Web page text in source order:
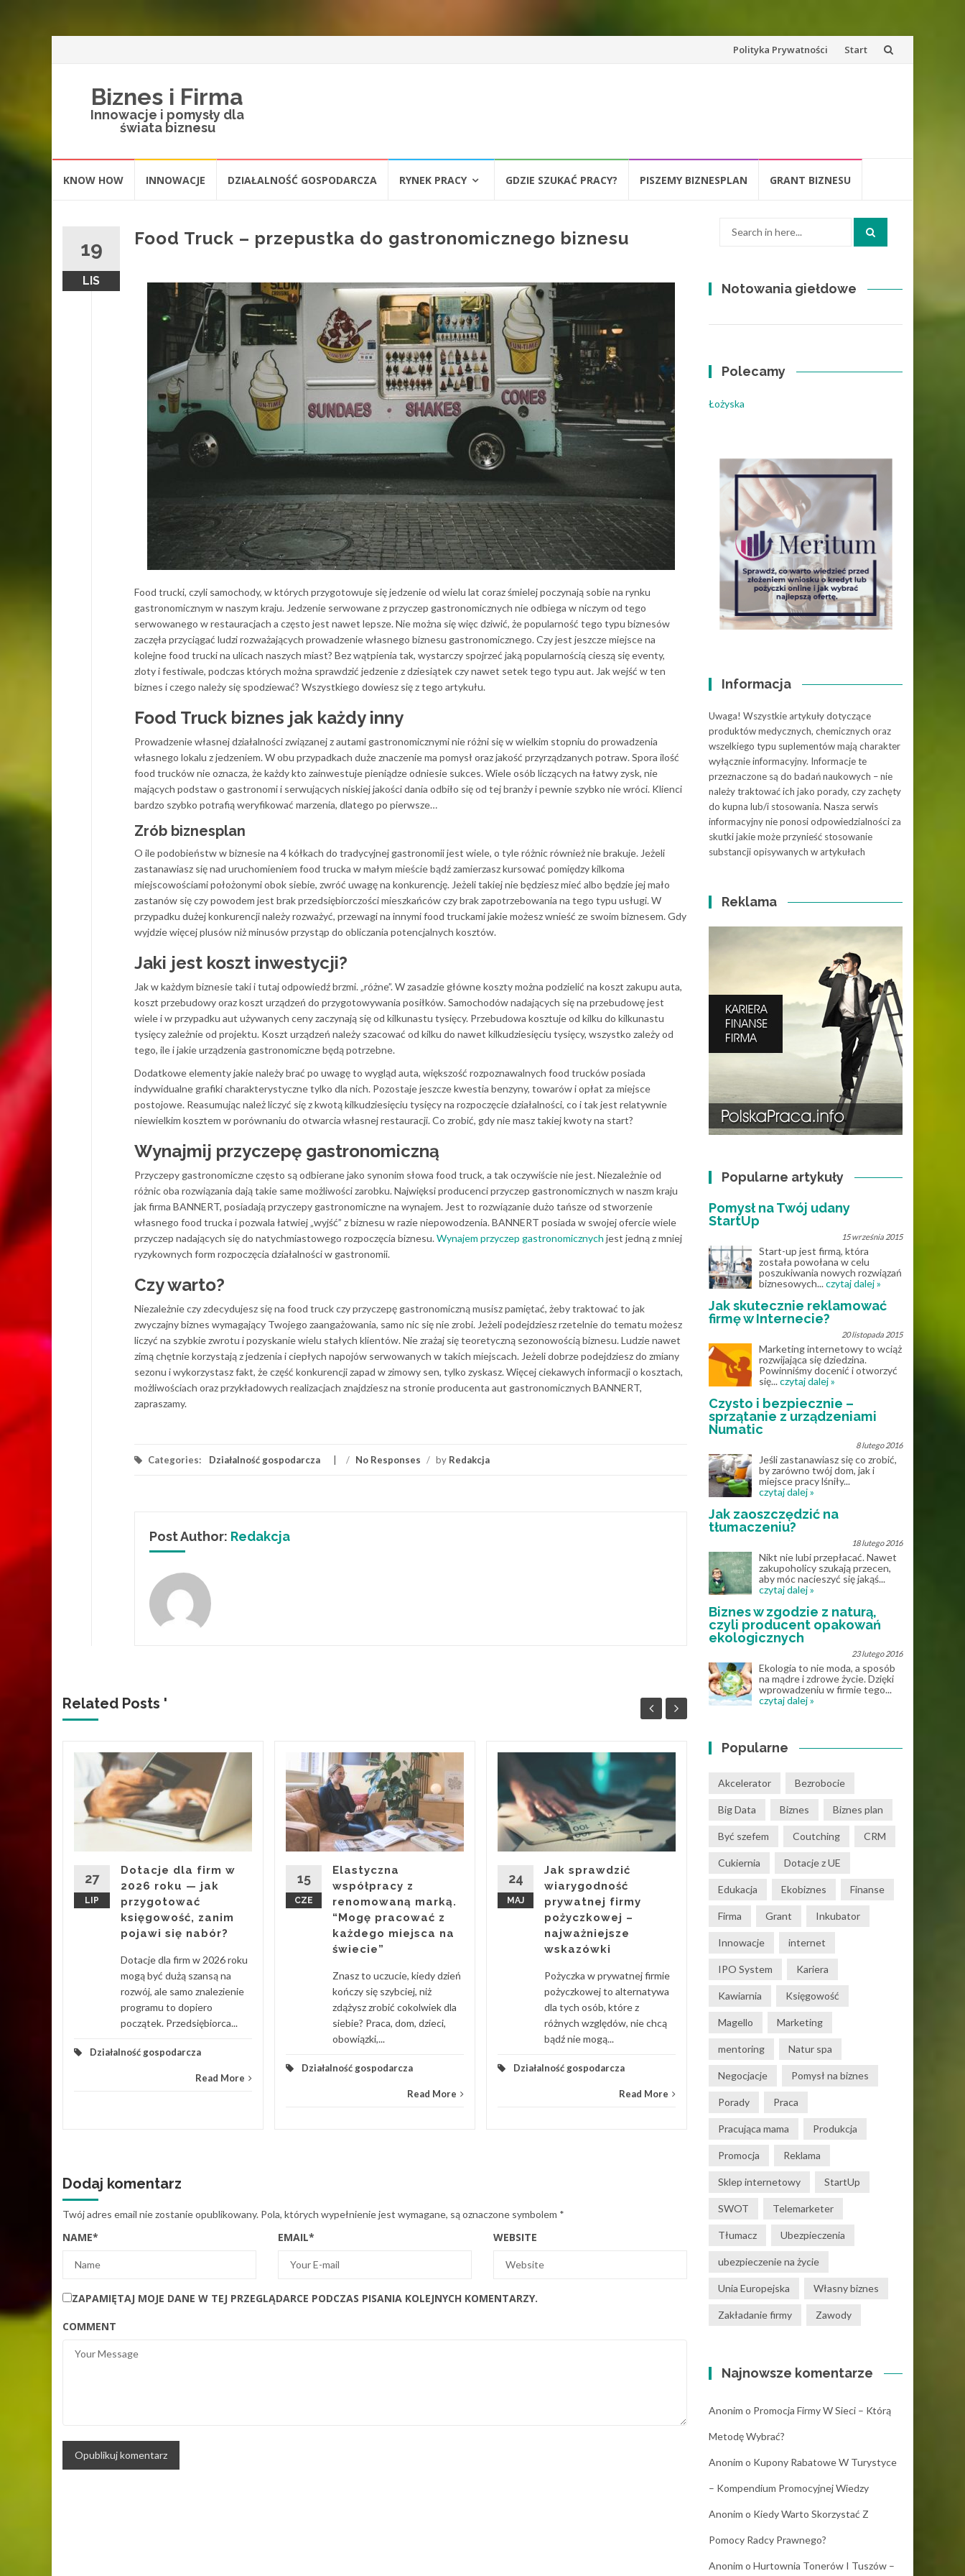
Skip
Polityka Prywatności Start
Biznes i Firma
Innowacje i pomysły dla
świata biznesu
KNOW HOW INNOWACJE DZIAŁALNOŚĆ GOSPODARCZA RYNEK PRACY GDZIE SZUKAĆ PRACY? PISZEMY BIZNESPLAN GRANT BIZNESU
19
LIS
Food Truck – przepustka do gastronomicznego biznesu
Food trucki, czyli samochody, w których przygotowuje się jedzenie od wielu lat coraz śmielej poczynają sobie na rynku
gastronomicznym w naszym kraju. Jedzenie serwowane z przyczep gastronomicznych nie odbiega w niczym od tego
serwowanego w restauracjach a często jest nawet lepsze. Nie można się więc dziwić, że popularność tego typu biznesów
zaczęła przyciągać ludzi rozważających prowadzenie własnego biznesu gastronomicznego. Czy jest jeszcze miejsce na
kolejne food trucki na ulicach naszych miast? Bez wątpienia tak, wystarczy spojrzeć jaką popularnością cieszą się eventy,
zloty i festiwale, podczas których można sprawdzić jedzenie z dziesiątek czy nawet setek tego typu aut. Jak wejść w ten
biznes i czego należy się spodziewać? Wszystkiego dowiesz się z tego artykułu.
Food Truck biznes jak każdy inny
Prowadzenie własnej działalności związanej z autami gastronomicznymi nie różni się w wielkim stopniu do prowadzenia
własnego lokalu z jedzeniem. W obu przypadkach duże znaczenie ma pomysł oraz jakość przyrządzanych potraw. Spora ilość
food trucków nie oznacza, że każdy kto zainwestuje pieniądze odniesie sukces. Wiele osób liczących na łatwy zysk, nie
mających podstaw o gastronomi i serwujących niskiej jakości dania odbiło się od tej branży i pewnie szybko nie wróci. Klienci
bardzo szybko potrafią weryfikować marzenia, dlatego po pierwsze…
Zrób biznesplan
O ile podobieństw w biznesie na 4 kółkach do tradycyjnej gastronomii jest wiele, o tyle różnic również nie brakuje. Jeżeli
zastanawiasz się nad uruchomieniem food trucka w małym mieście bądź zamierzasz kursować pomiędzy kilkoma
miejscowościami położonymi obok siebie, zwróć uwagę na konkurencję. Jeżeli takiej nie będziesz mieć albo będzie jej mało
zastanów się czy powodem jest brak przedsiębiorczości mieszkańców czy brak zapotrzebowania na tego typu usługi. W
przypadku dużej konkurencji należy rozważyć, przewagi na innymi food truckami jakie możesz wnieść ze swoim biznesem. Gdy
wyjdzie więcej plusów niż minusów przystąp do obliczania potencjalnych kosztów.
Jaki jest koszt inwestycji?
Jak w każdym biznesie taki i tutaj odpowiedź brzmi. „różne”. W zasadzie główne koszty można podzielić na koszt zakupu auta,
koszt przebudowy oraz koszt urządzeń do przygotowywania posiłków. Samochodów nadających się na przebudowę jest
wiele i w przypadku aut używanych ceny zaczynają się od kilkunastu tysięcy. Przebudowa kosztuje od kilku do kilkunastu
tysięcy zależnie od projektu. Koszt urządzeń należy szacować od kilku do nawet kilkudziesięciu tysięcy, wszystko zależy od
tego, ile i jakie urządzenia gastronomiczne będą potrzebne.
Dodatkowe elementy jakie należy brać po uwagę to wygląd auta, większość rozpoznawalnych food trucków posiada
indywidualne grafiki charakterystyczne tylko dla nich. Pozostaje jeszcze kwestia benzyny, towarów i opłat za miejsce
postojowe. Reasumując należ liczyć się z kwotą kilkudziesięciu tysięcy na rozpoczęcie działalności, co i tak jest relatywnie
niewielkim kosztem w porównaniu do otwarcia własnej restauracji. Co zrobić, gdy nie masz takiej kwoty na start?
Wynajmij przyczepę gastronomiczną
Przyczepy gastronomiczne często są odbierane jako synonim słowa food truck, a tak oczywiście nie jest. Niezależnie od
różnic oba rozwiązania dają takie same możliwości zarobku. Najwięksi producenci przyczep gastronomicznych w naszm kraju
jak firma BANNERT, posiadają przyczepy gastronomiczne na wynajem. Jest to rozwiązanie dużo tańsze od stworzenie
własnego food trucka i pozwala łatwiej „wyjść” z biznesu w razie niepowodzenia. BANNERT posiada w swojej ofercie wiele
przyczep nadających się do natychmiastowego rozpoczęcia biznesu.Wynajem przyczep gastronomicznych jest jedną z mniej
ryzykownych form rozpoczęcia działalności w gastronomii.
Czy warto?
Niezależnie czy zdecydujesz się na food truck czy przyczepę gastronomiczną musisz pamiętać, żeby traktować to jak
zwyczajny biznes wymagający Twojego zaangażowania, samo nic się nie zrobi. Jeżeli podejdziesz rzetelnie do tematu możesz
liczyć na szybkie zwrotu i pozyskanie wielu stałych klientów. Nie zrażaj się teoretyczną sezonowością biznesu. Ludzie nawet
zimą chętnie korzystają z jedzenia i ciepłych napojów serwowanych w takich miejscach. Jeżeli dobrze podejdziesz do zmiany
sezonu i wykorzystasz fakt, że część konkurencji zapad w zimowy sen, tylko zyskasz. Więcej ciekawych informacji o kosztach,
możliwościach oraz przykładowych realizacjach znajdziesz na stronie producenta aut gastronomicznych BANNERT,
zapraszamy.
Categories: Działalność gospodarcza / No Responses / by Redakcja
Post Author: Redakcja
Related Posts '
27
LIP
Dotacje dla firm w
2026 roku — jak
przygotować
księgowość, zanim
pojawi się nabór?
Dotacje dla firm w 2026 roku
mogą być dużą szansą na
rozwój, ale samo znalezienie
programu to dopiero
początek. Przedsiębiorca...
Działalność gospodarcza
Read More
15
CZE
Elastyczna
współpracy z
renomowaną marką.
“Mogę pracować z
każdego miejsca na
świecie”
Znasz to uczucie, kiedy dzień
kończy się szybciej, niż
zdążysz zrobić cokolwiek dla
siebie? Praca, dom, dzieci,
obowiązki,...
Działalność gospodarcza
Read More
24
MAJ
Jak sprawdzić
wiarygodność
prywatnej firmy
pożyczkowej –
najważniejsze
wskazówki
Pożyczka w prywatnej firmie
pożyczkowej to alternatywa
dla tych osób, które z
różnych względów, nie chcą
bądź nie mogą...
Działalność gospodarcza
Read More
30
dokumentów – jak to
często opiera się na mailach,
segregatorach i „ustnych
jest mały to...
Działalność gospodarcza
Dodaj komentarz
Twój adres email nie zostanie opublikowany. Pola, których wypełnienie jest wymagane, są oznaczone symbolem *
NAME* EMAIL* WEBSITE
ZAPAMIĘTAJ MOJE DANE W TEJ PRZEGLĄDARCE PODCZAS PISANIA KOLEJNYCH KOMENTARZY.
COMMENT
Notowania giełdowe
Polecamy
Łożyska
Informacja
Uwaga! Wszystkie artykuły dotyczące
produktów medycznych, chemicznych oraz
wszelkiego typu suplementów mają charakter
wyłącznie informacyjny. Informacje te
przeznaczone są do badań naukowych – nie
należy traktować ich jako porady, czy zachęty
do kupna lub/i stosowania. Nasza serwis
informacyjny nie ponosi odpowiedzialności za
skutki jakie może przynieść stosowanie
substancji opisywanych w artykułach
Reklama
Popularne artykuły
Pomysł na Twój udany
StartUp
15 września 2015
Start-up jest firmą, która
została powołana w celu
poszukiwania nowych rozwiązań
biznesowych...czytaj dalej »
Jak skutecznie reklamować
firmę w Internecie?
20 listopada 2015
Marketing internetowy to wciąż
rozwijająca się dziedzina.
Powinniśmy docenić i otworzyć
się...czytaj dalej »
Czysto i bezpiecznie –
sprzątanie z urządzeniami
Numatic
8 lutego 2016
Jeśli zastanawiasz się co zrobić,
by zarówno twój dom, jak i
miejsce pracy lśniły...
czytaj dalej »
Jak zaoszczędzić na
tłumaczeniu?
18 lutego 2016
Nikt nie lubi przepłacać. Nawet
zakupoholicy szukają przecen,
aby móc nacieszyć się jakąś...
czytaj dalej »
Biznes w zgodzie z naturą,
czyli producent opakowań
ekologicznych
23 lutego 2016
Ekologia to nie moda, a sposób
na mądre i zdrowe życie. Dzięki
wprowadzeniu w firmie tego...
czytaj dalej »
Popularne
Akcelerator Bezrobocie
Big Data Biznes Biznes plan
Być szefem Coutching CRM
Cukiernia Dotacje z UE
Edukacja Ekobiznes Finanse
Firma Grant Inkubator
Innowacje internet
IPO System Kariera
Kawiarnia Księgowość
Magello Marketing
mentoring Natur spa
Negocjacje Pomysł na biznes
Porady Praca
Pracująca mama Produkcja
Promocja Reklama
Sklep internetowy StartUp
SWOT Telemarketer
Tłumacz Ubezpieczenia
ubezpieczenie na życie
Unia Europejska Własny biznes
Zakładanie firmy Zawody
Najnowsze komentarze
Anonim o Promocja Firmy W Sieci – Którą
Metodę Wybrać?
Anonim o Kupony Rabatowe W Turystyce
– Kompendium Promocyjnej Wiedzy
Anonim o Kiedy Warto Skorzystać Z
Pomocy Radcy Prawnego?
Anonim o Hurtownia Tonerów I Tuszów –